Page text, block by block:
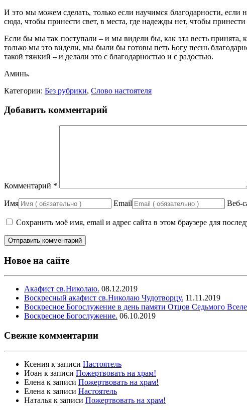
И это мы можем сделать, только если научимся благодарности,
сюда, чтобы принести свет, в места, где надежды нет, чтобы
Если бы мы так поступали – и мы видели бы, как эта весть принята,
только мы это видели, мы были бы готовы петь Богу песнь
такой тяжкий – и делали это с благодарностью и с радостью.
Аминь.
Категории: Без рубрики, Слово настоятеля
Добавить комментарий
Комментарий *
Имя Email Веб-
Сохранить моё имя, email и адрес сайта в этом браузере для
Новое на сайте
Акафист св.Николаю. 08.12.2019
Воскресный акафист св.Николаю Чудотворцу. 11.11.2019
Воскресное Богослужение в день памяти Отцов Седьмого
Воскресное Богослужение. 06.10.2019
Свежие комментарии
Ксения к записи Настоятель
Иоан к записи Пожертвовать на храм!
Елена к записи Пожертвовать на храм!
Елена к записи Настоятель
Наталья к записи Пожертвовать на храм!